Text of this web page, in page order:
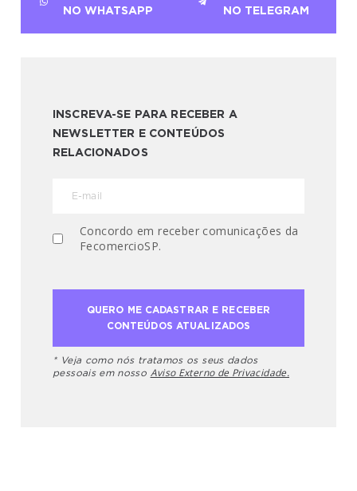
NO WHATSAPP
NO TELEGRAM
INSCREVA-SE PARA RECEBER A
NEWSLETTER E CONTEÚDOS
RELACIONADOS
Concordo em receber comunicações da
FecomercioSP.
* Veja como nós tratamos os seus dados
pessoais em nosso Aviso Externo de Privacidade.